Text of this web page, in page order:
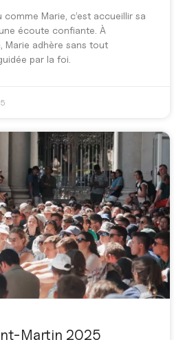
comme Marie, c’est accueillir sa
écoute confiante. À
Marie adhère sans tout
par la foi.
Martin 2025